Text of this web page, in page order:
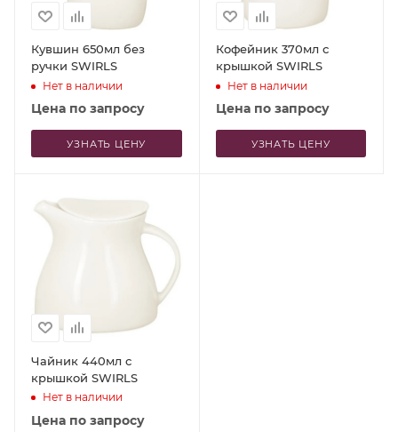
Кувшин 650мл без
ручки SWIRLS
Нет в наличии
Цена по запросу
УЗНАТЬ ЦЕНУ
Кофейник 370мл с
крышкой SWIRLS
Нет в наличии
Цена по запросу
УЗНАТЬ ЦЕНУ
Чайник 440мл с
крышкой SWIRLS
Нет в наличии
Цена по запросу